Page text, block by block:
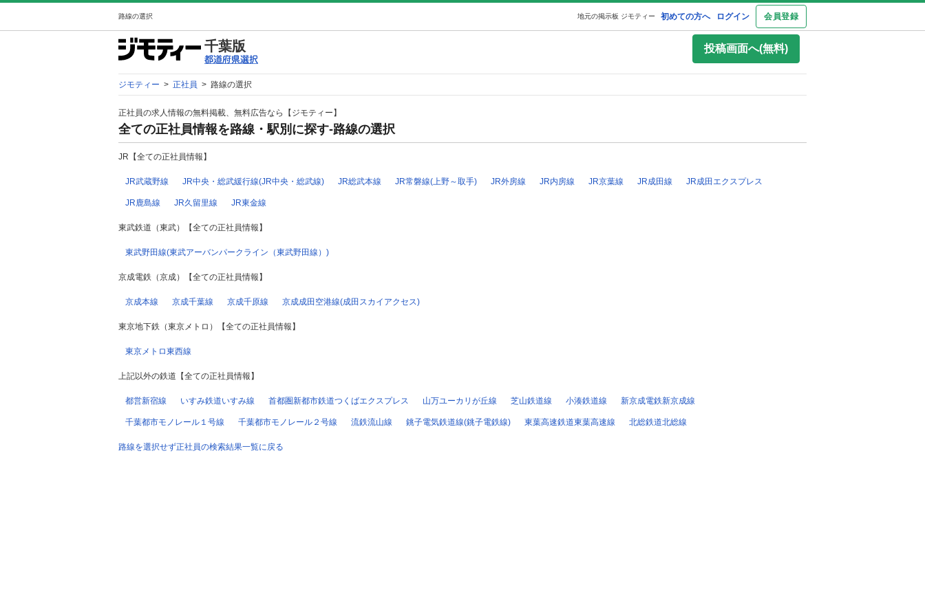
路線の選択 初めての方へ ログイン 会員登録
地元の掲示板 ジモティー
千葉版 投稿画面へ(無料)
ジモティー > 正社員 > 路線の選択
正社員の求人情報の無料掲載、無料広告なら【ジモティー】
全ての正社員情報を路線・駅別に探す-路線の選択
JR【全ての正社員情報】
JR武蔵野線 JR中央・総武緩行線(JR中央・総武線) JR総武本線 JR常磐線(上野～取手) JR外房線 JR内房線 JR京葉線 JR成田線 JR成田エクスプレス
JR鹿島線 JR久留里線 JR東金線
東武鉄道（東武）【全ての正社員情報】
東武野田線(東武アーバンパークライン（東武野田線）)
京成電鉄（京成）【全ての正社員情報】
京成本線 京成千葉線 京成千原線 京成成田空港線(成田スカイアクセス)
東京地下鉄（東京メトロ）【全ての正社員情報】
東京メトロ東西線
上記以外の鉄道【全ての正社員情報】
都営新宿線 いすみ鉄道いすみ線 首都圏新都市鉄道つくばエクスプレス 山万ユーカリが丘線 芝山鉄道線 小湊鉄道線 新京成電鉄新京成線
千葉都市モノレール１号線 千葉都市モノレール２号線 流鉄流山線 銚子電気鉄道線(銚子電鉄線) 東葉高速鉄道東葉高速線 北総鉄道北総線
路線を選択せず正社員の検索結果一覧に戻る